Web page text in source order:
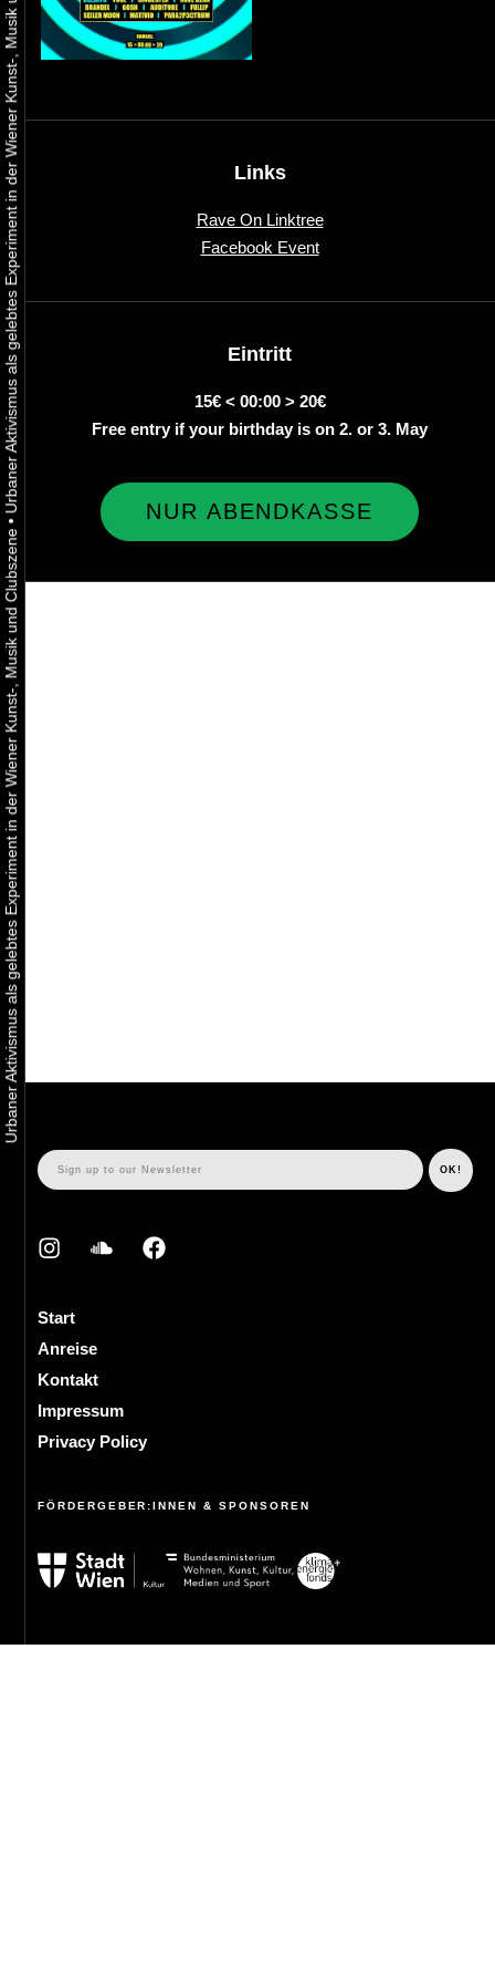
Urbaner Aktivismus als gelebtes Experiment in der Wiener Kunst-, Musik und Clubszene
•
Urbaner Aktivismus als gelebtes Experiment in der Wiener Kunst-, Musik und Clubszene Links
Rave On Linktree
Facebook Event
Eintritt
15€ < 00:00 > 20€
Free entry if your birthday is on 2. or 3. May
NUR ABENDKASSE
Start
Anreise
Kontakt
Impressum
Privacy Policy
FÖRDERGEBER:INNEN & SPONSOREN